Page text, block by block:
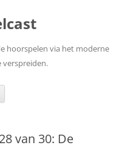
hoorspelen via het moderne
van 30: De